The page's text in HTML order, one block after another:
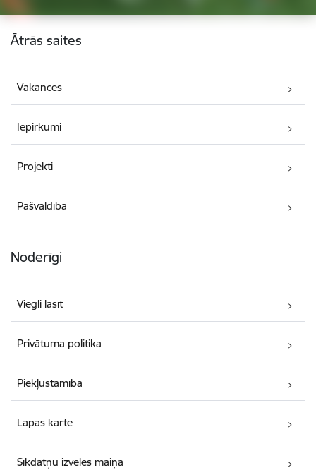
Kājene
Ātrās saites
Vakances
Iepirkumi
Projekti
Pašvaldība
Noderīgi
Viegli lasīt
Privātuma politika
Piekļūstamība
Lapas karte
Sīkdatņu izvēles maiņa